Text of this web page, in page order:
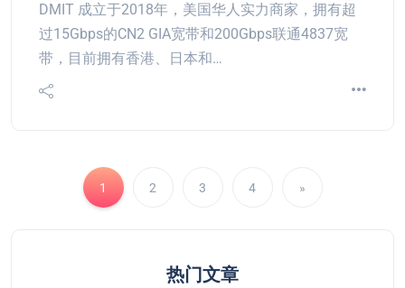
DMIT 成立于2018年，美国华人实力商家，拥有超
过15Gbps的CN2 GIA宽带和200Gbps联通4837宽
带，目前拥有香港、日本和…
1 2 3 4 »
热门文章